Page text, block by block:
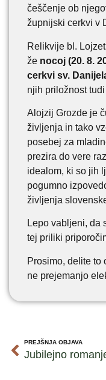
češčenje ob
župnijski cerkvi v
Relikvije bl.
že nocoj (20. 8.
cerkvi sv.
njih priložnost
Alojzij Grozde je
življenja in tako
posebej za
prezira do vere
idealom, ki so jih
pogumno
življenja
Lepo vabljeni, da
tej priliki
Prosimo, delite to
ne prejemanjo
PREJŠNJA OBJAVA